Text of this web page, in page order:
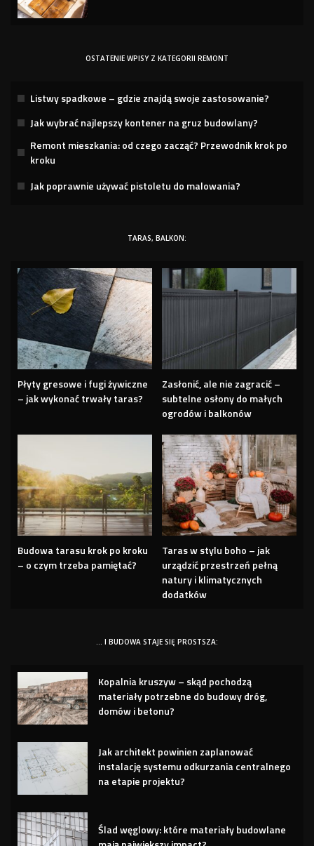
OSTATENIE WPISY Z KATEGORII REMONT
Listwy spadkowe – gdzie znajdą swoje zastosowanie?
Jak wybrać najlepszy kontener na gruz budowlany?
Remont mieszkania: od czego zacząć? Przewodnik krok po
kroku
Jak poprawnie używać pistoletu do malowania?
TARAS, BALKON:
Płyty gresowe i fugi żywiczne
– jak wykonać trwały taras?
Zasłonić, ale nie zagracić –
subtelne osłony do małych
ogrodów i balkonów
Budowa tarasu krok po kroku
– o czym trzeba pamiętać?
Taras w stylu boho – jak
urządzić przestrzeń pełną
natury i klimatycznych
dodatków
… I BUDOWA STAJE SIĘ PROSTSZA:
Kopalnia kruszyw – skąd pochodzą
materiały potrzebne do budowy dróg,
domów i betonu?
Jak architekt powinien zaplanować
instalację systemu odkurzania centralnego
na etapie projektu?
Ślad węglowy: które materiały budowlane